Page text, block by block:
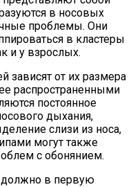
в носовых
проблемы. Они
в кластеры
и у взрослых.
зависят от их размера
распространенными
постоянное
дыхания,
слизи из носа,
могут также
с обонянием.
должно в первую